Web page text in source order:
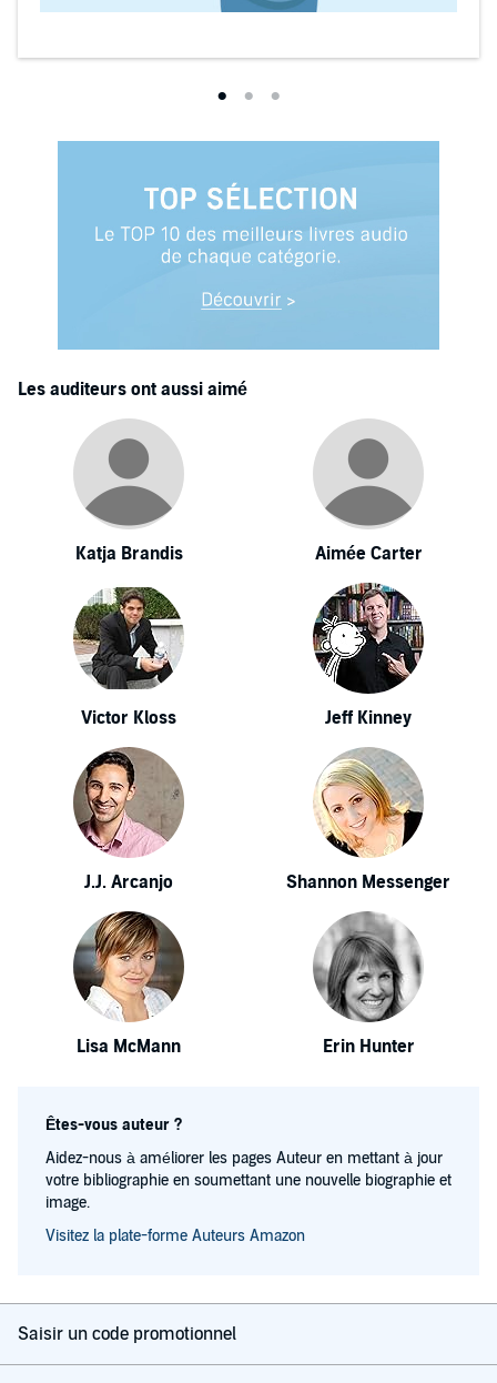
Les auditeurs ont aussi aimé
Katja Brandis Aimée Carter
Victor Kloss Jeff Kinney
J.J. Arcanjo Shannon Messenger
Lisa McMann Erin Hunter
Êtes-vous auteur ?
Aidez-nous à améliorer les pages Auteur en mettant à jour
votre bibliographie en soumettant une nouvelle biographie et
image.
Visitez la plate-forme Auteurs Amazon
Saisir un code promotionnel